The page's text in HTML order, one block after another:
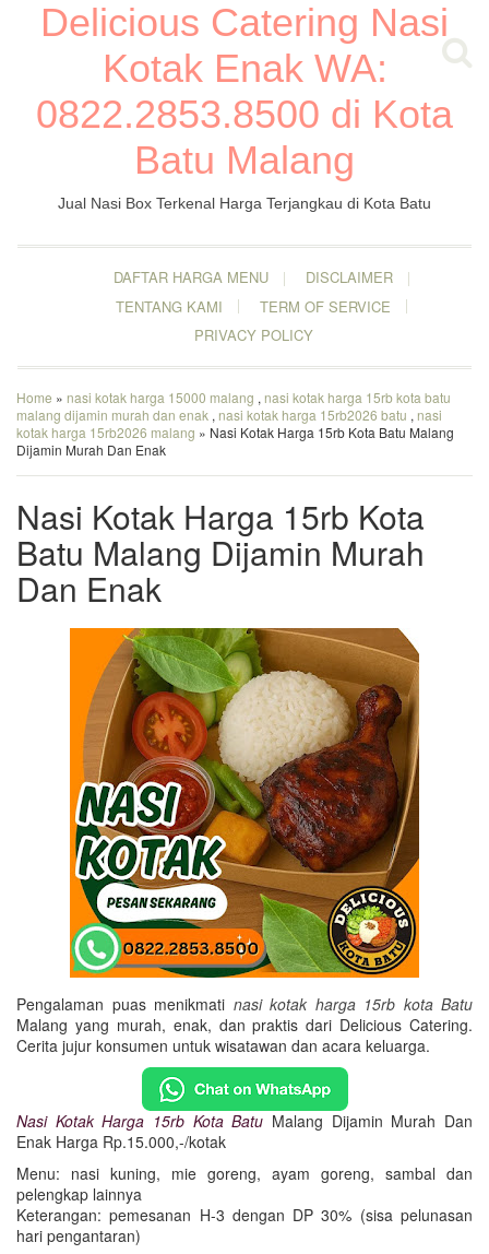
Delicious Catering Nasi
Kotak Enak WA:
0822.2853.8500 di Kota
Batu Malang
Jual Nasi Box Terkenal Harga Terjangkau di Kota Batu
DAFTAR HARGA MENU
DISCLAIMER
TENTANG KAMI
TERM OF SERVICE
PRIVACY POLICY
Home » nasi kotak harga 15000 malang , nasi kotak harga 15rb kota batu
malang dijamin murah dan enak , nasi kotak harga 15rb2026 batu , nasi
kotak harga 15rb2026 malang » Nasi Kotak Harga 15rb Kota Batu Malang
Dijamin Murah Dan Enak
Nasi Kotak Harga 15rb Kota
Batu Malang Dijamin Murah
Dan Enak
Pengalaman puas menikmati nasi kotak harga 15rb kota Batu
Malang yang murah, enak, dan praktis dari Delicious Catering.
Cerita jujur konsumen untuk wisatawan dan acara keluarga.
Nasi Kotak Harga 15rb Kota Batu Malang Dijamin Murah Dan
Enak Harga Rp.15.000,-/kotak
Menu: nasi kuning, mie goreng, ayam goreng, sambal dan
pelengkap lainnya
Keterangan: pemesanan H-3 dengan DP 30% (sisa pelunasan
hari pengantaran)